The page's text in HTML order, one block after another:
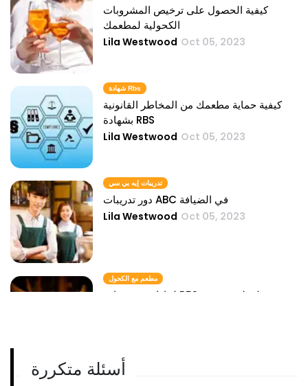
كيفية الحصول على ترخيص المشروبات
الكحولية لمطعمك
Lila Westwood Oct 05, 2023
شهادة Rbs
كيفية حماية مطعمك من المخاطر القانونية
بشهادة RBS
Lila Westwood Oct 05, 2023
تدريبات إيه بي سي
دور تدريبات ABC في الضيافة
Lila Westwood Oct 05, 2023
مطعم مع الكحول
لماذا تعتبر شهادة RBS مهمة لمطعم يحتوي
أسئلة متكررة